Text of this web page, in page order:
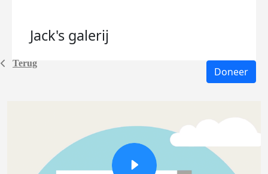
Terug
Jack's galerij
Doneer